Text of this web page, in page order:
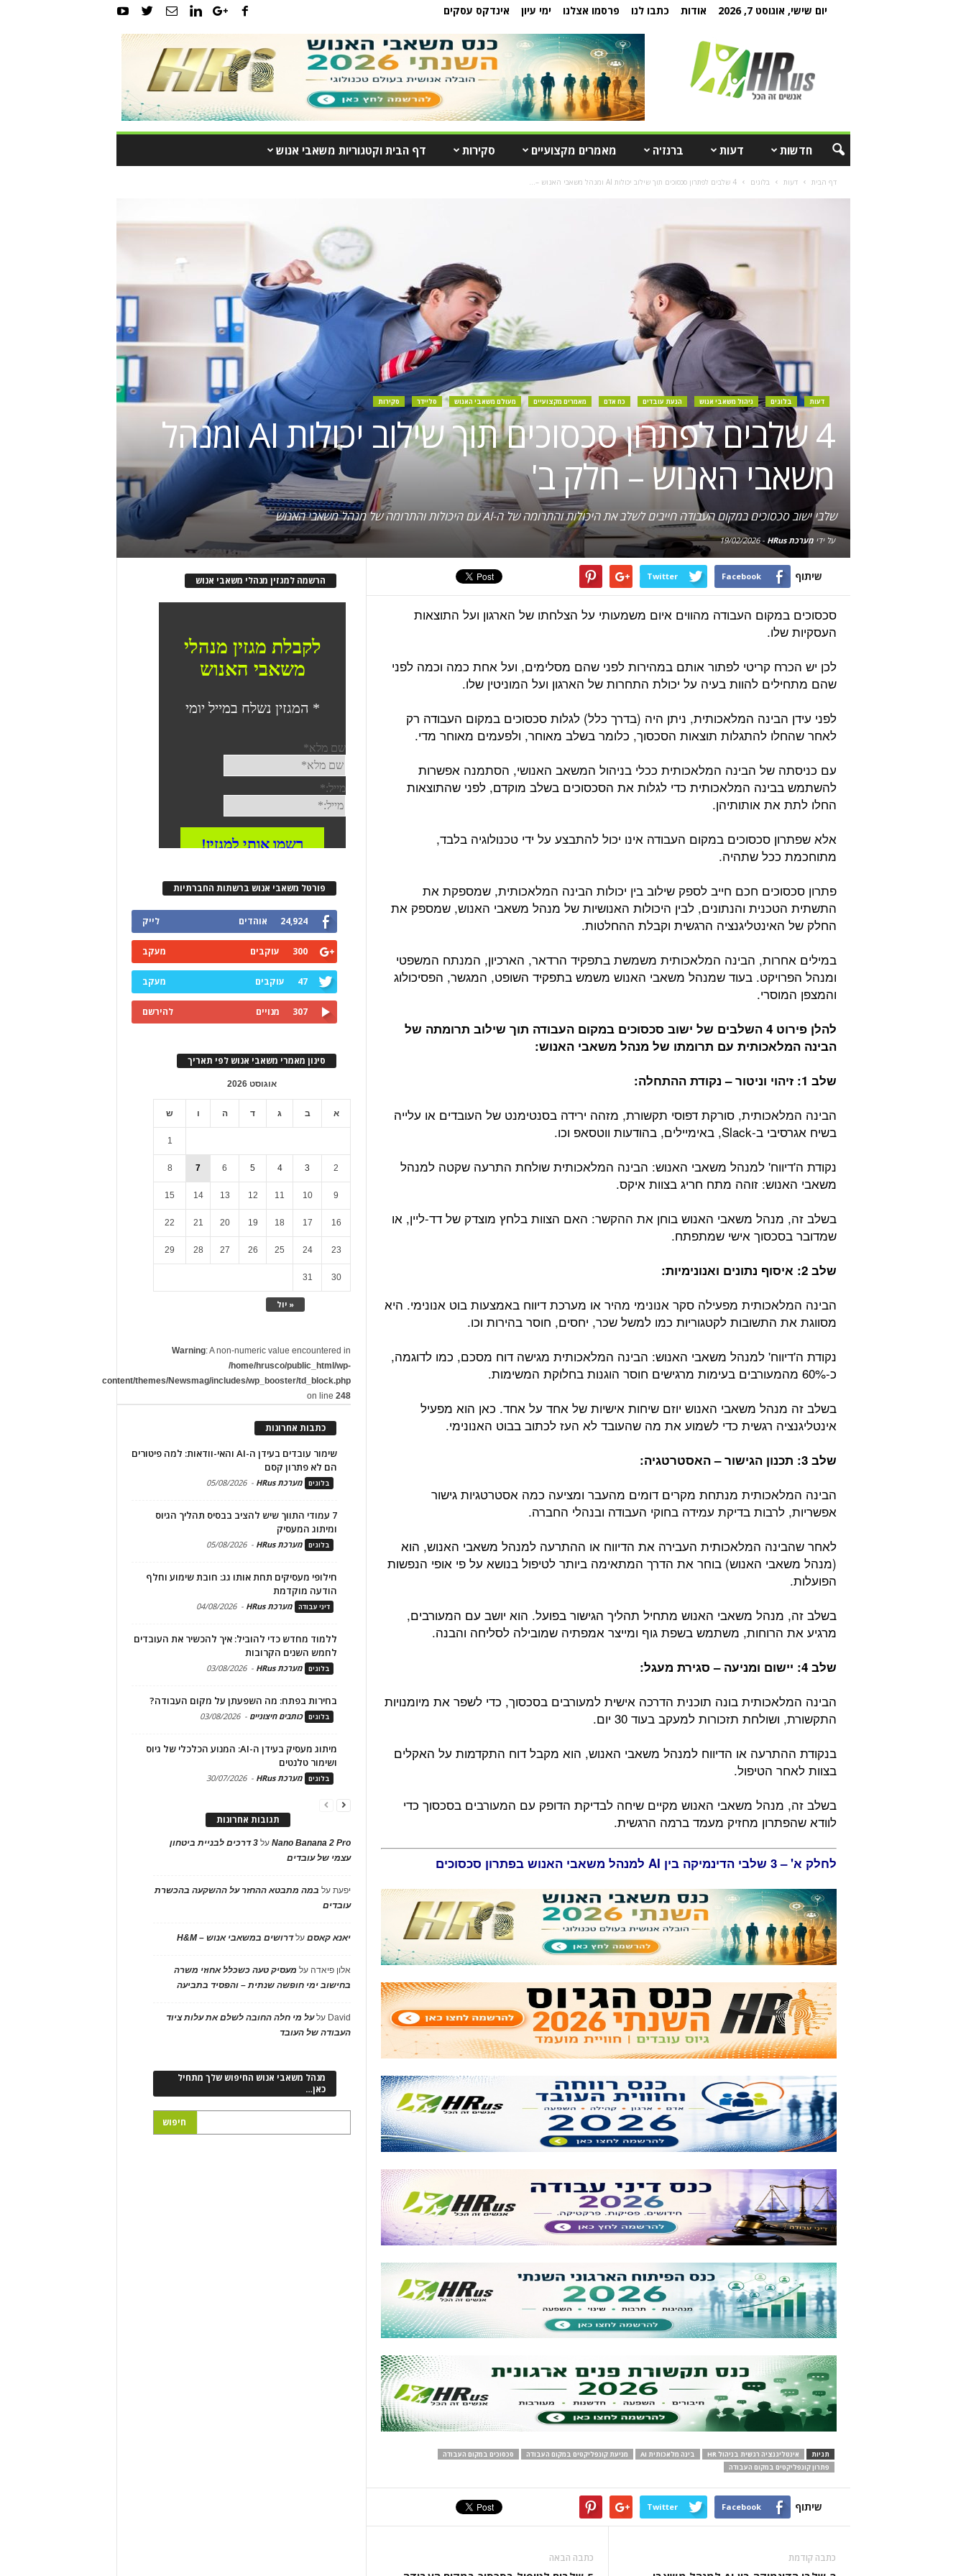
יום שישי, אוגוסט 7, 2026 אודות כתבו לנו פרסמו אצלנו ימי עיון אינדקס עסקים
חדשות דעות ברנז'ה מאמרים מקצועיים סקירות דף הבית וקטגוריות משאבי אנוש
דף הבית דעות בלוגים 4 שלבים לפתרון סכסוכים תוך שילוב יכולות AI ומנהל משאבי האנוש –...
דעות בלוגים ניהול משאבי אנוש הנעת עובדים כח אדם מאמרים מקצועיים מעולם משאבי האנוש סליידר סקירות
4 שלבים לפתרון סכסוכים תוך שילוב יכולות AI ומנהל
משאבי האנוש – חלק ב'
שלבי ישוב סכסוכים במקום העבודה חייבים לשלב את היכולות והתרומה של ה-AI עם היכולות והתרומה של מנהל משאבי האנוש
על ידימערכת HRus -
19/02/2026
שיתוף Facebook
Twitter
סכסוכים במקום העבודה מהווים איום משמעותי על הצלחתו של הארגון ועל התוצאות
העסקיות שלו.
לכן יש הכרח קריטי לפתור אותם במהירות לפני שהם מסלימים, ועל אחת כמה וכמה לפני
שהם מתחילים להוות בעיה על יכולת התחרות של הארגון ועל המוניטין שלו.
לפני עידן הבינה המלאכותית, ניתן היה (בדרך כלל) לגלות סכסוכים במקום העבודה רק
לאחר שהחלו להתגלות תוצאות הסכסוך, כלומר בשלב מאוחר, ולפעמים מאוחר מדי.
עם כניסתה של הבינה המלאכותית ככלי בניהול המשאב האנושי, הסתמנה אפשרות
להשתמש בבינה המלאכותית כדי לגלות את הסכסוכים בשלב מוקדם, לפני שהתוצאות
החלו לתת את אותותיהן.
אלא שפתרון סכסוכים במקום העבודה אינו יכול להתבצע על ידי טכנולוגיה בלבד,
מתוחכמת ככל שתהיה.
פתרון סכסוכים חכם חייב לספק שילוב בין יכולות הבינה המלאכותית, שמספקת את
התשתית הטכנית והנתונים, לבין היכולות האנושיות של מנהל משאבי האנוש, שמספק את
החלק של האינטליגנציה הרגשית וקבלת ההחלטות.
במילים אחרות, הבינה המלאכותית משמשת בתפקיד הרדאר, הארכיון, המנתח המשפטי
ומנהל הפרויקט. בעוד שמנהל משאבי האנוש משמש בתפקיד השופט, המגשר, הפסיכולוג
והמצפן המוסרי.
להלן פירוט 4 השלבים של ישוב סכסוכים במקום העבודה תוך שילוב תרומתה של
הבינה המלאכותית עם תרומתו של מנהל משאבי האנוש:
שלב
זיהוי וניטור – נקודת ההתחלה:
הבינה המלאכותית, סורקת דפוסי תקשורת, מזהה ירידה בסנטימנט של העובדים או עלייה
בשיח אגרסיבי ב-Slack, באימיילים, בהודעות ווטסאפ וכו.
נקודת ה'דיווח' למנהל משאבי האנוש: הבינה המלאכותית שולחת התרעה שקטה למנהל
משאבי האנוש: זוהה מתח חריג בצוות איקס.
בשלב זה, מנהל משאבי האנוש בוחן את ההקשר: האם הצוות בלחץ מוצדק של דד-ליין, או
שמדובר בסכסוך אישי שמתפתח.
שלב 2: איסוף נתונים ואנונימיות:
הבינה המלאכותית מפעילה סקר אנונימי מהיר או מערכת דיווח באמצעות בוט אנונימי. היא
מסווגת את התשובות לקטגוריות כמו למשל שכר, יחסים, חוסר בהירות וכו.
נקודת ה'דיווח' למנהל משאבי האנוש: הבינה המלאכותית מגישה דוח מסכם, כמו לדוגמה,
כ-60% מהמעורבים בעימות מרגישים חוסר הוגנות בחלוקת המשימות.
בשלב זה מנהל משאבי האנוש יוזם שיחות אישיות של אחד על אחד. כאן הוא מפעיל
אינטליגנציה רגשית כדי לשמוע את מה שהעובד לא העז לכתוב בבוט האנונימי.
שלב 3: תכנון הגישור – האסטרטגיה:
הבינה המלאכותית מנתחת מקרים דומים מהעבר ומציעה כמה אסטרטגיות גישור
אפשריות, לרבות בדיקת עמידה בחוקי העבודה ובנהלי החברה.
לאחר שהבינה המלאכותית העבירה את הדיווח או ההתרעה למנהל משאבי האנוש, הוא
(מנהל משאבי האנוש) בוחר את הדרך המתאימה ביותר לטיפול בנושא על פי אופי הנפשות
הפועלות.
בשלב זה, מנהל משאבי האנוש מתחיל תהליך הגישור בפועל. הוא יושב עם המעורבים,
מרגיע את הרוחות, משתמש בשפת גוף ומייצר אמפתיה שמובילה לסליחה והבנה.
שלב 4: יישום ומניעה – סגירת מעגל:
הבינה המלאכותית בונה תוכנית הדרכה אישית למעורבים בסכסוך, כדי לשפר את מיומנויות
התקשורת, ושולחת תזכורות למעקב בעוד 30 יום.
בנקודת ההתרעה או הדיווח למנהל משאבי האנוש, הוא מקבל דוח התקדמות על האקלים
בצוות לאחר הטיפול.
בשלב זה, מנהל משאבי האנוש מקיים שיחה לבדיקת הדופק עם המעורבים בסכסוך כדי
לוודא שהפתרון מחזיק מעמד ברמה הרגשית.
לחלק א' – 3 שלבי הדינמיקה בין AI למנהל משאבי האנוש בפתרון סכסוכים
תגיות אינטליגנציה רגשית בניהול HR בינה מלאכותית AI מניעת קונפליקטים במקום העבודה
סכסוכים במקום העבודה
פתרון קונפליקטים במקום העבודה
שיתוף Facebook
Twitter
כתבה קודמת כתבה הבאה
הרשמה למגזין מנהלי משאבי אנוש
פורטל משאבי אנוש ברשתות החברתיות
24,924 אוהדים לייק
300 עוקבים מעקב
47 עוקבים מעקב
307 מנויים להירשם
סינון מאמרי משאבי אנוש לפי תאריך
אוגוסט 2026
א ב ג ד ה ו ש
« יול
1
2
3
4
5
6
7
8
9
10
11
12
13
14
15
16
17
18
19
20
21
22
23
24
25
26
27
28
29
30
31
Warning: A non-numeric value encountered in
/home/hrusco/public_html/wp-
content/themes/Newsmag/includes/wp_booster/td_block.php
on line248
כתבות אחרונות
שימור עובדים בעידן ה-AI והאי-וודאות: למה פיטורים
הם לא פתרון קסם
בלוגים מערכת HRus -
05/08/2026
7 עמודי התווך שיש להציב בבסיס תהליך הגיוס
ומיתוג המעסיק
בלוגים מערכת HRus -
05/08/2026
חילופי מעסיקים תחת אותו גג: חובת שימוע וחלף
הודעה מוקדמת
דיני עבודה מערכת HRus -
04/08/2026
ללמוד מחדש כדי להוביל: איך להכשיר את העובדים
לחמש השנים הקרובות
בלוגים מערכת HRus -
03/08/2026
בחירות בפתח: מה השפעתן על מקום העבודה?
בלוגים כותבים חיצוניים -
03/08/2026
מיתוג מעסיק בעידן ה-AI: המנוע הכלכלי של גיוס
ושימור טלנטים
בלוגים מערכת HRus -
30/07/2026
תגובות אחרונות
Nano Banana 2 Proעל
3 דרכים לבניית ביטחון
עצמי של עובדים
יפעתעל במה מתבטא ההחזר על ההשקעה בהכשרת
עובדים
יאנא קאסםעלדרושים במשאבי אנוש – H&M
אלון פיאדה על מעסיק טעה כשכלל אחוזי משרה
בחישוב ימי חופשה שנתית – והפסיד בתביעה
David עלעל מי חלה החובה לשלם את עלות ציוד
העבודה של העובד
מנהל משאבי אנוש החיפוש שלך מתחיל
כאן…